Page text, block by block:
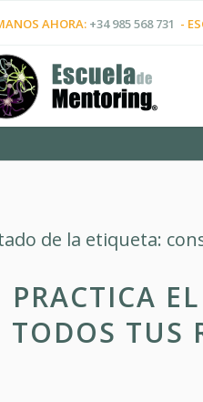
AHORA: +34 985 568 731 -
de la etiqueta:
PRACTICA
TODOS TUS